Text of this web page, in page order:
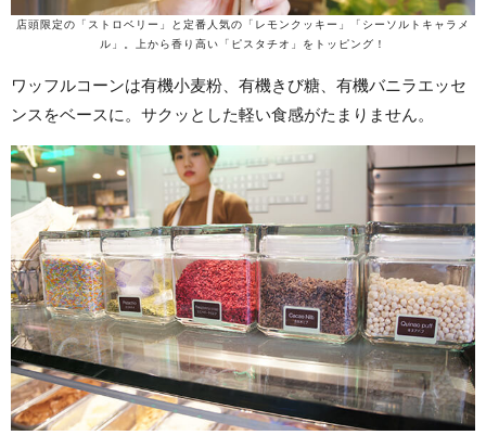
店頭限定の「ストロベリー」と定番人気の「レモンクッキー」「シーソルトキャラメ
ル」。上から香り高い「ピスタチオ」をトッピング！
ワッフルコーンは有機小麦粉、有機きび糖、有機バニラエッセ
ンスをベースに。サクッとした軽い食感がたまりません。